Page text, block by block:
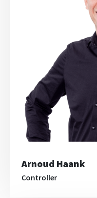
Arnoud Haank
Controller